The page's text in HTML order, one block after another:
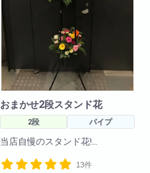
おまかせ2段スタンド花
2段 パイプ
当店自慢のスタンド花!
季節の花々をふんだんに使って
13件